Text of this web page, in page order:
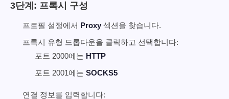
3단계: 프록시 구성
프로필 설정에서 Proxy 섹션을 찾습니다.
프록시 유형 드롭다운을 클릭하고 선택합니다:
포트 2000에는 HTTP
포트 2001에는 SOCKS5
연결 정보를 입력합니다: